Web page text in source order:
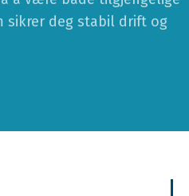
sikrer deg stabil drift og